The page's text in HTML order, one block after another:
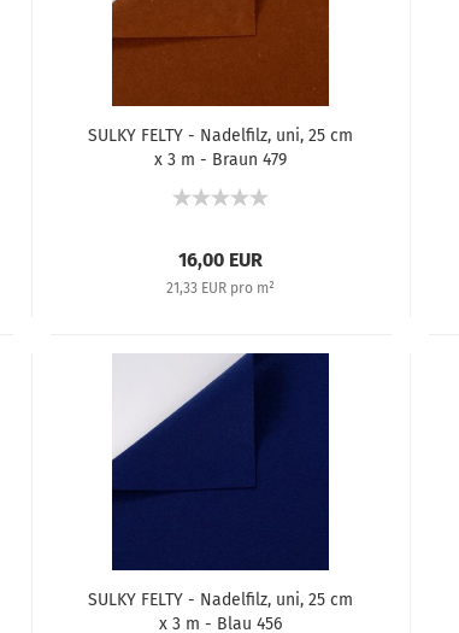
SULKY FELTY - Nadelfilz, uni, 25 cm
x 3 m - Braun 479
16,00 EUR
21,33 EUR pro m²
SULKY FELTY - Nadelfilz, uni, 25 cm
x 3 m - Blau 456